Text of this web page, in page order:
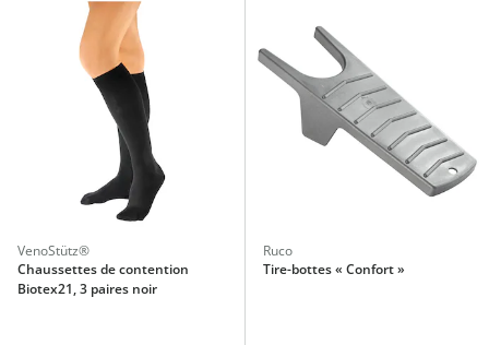
VenoStütz®
Chaussettes de contention
Biotex21, 3 paires noir
Ruco
Tire-bottes « Confort »